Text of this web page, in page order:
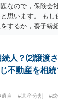
なので，保険会
思います。 も
するか，養子縁
，あなたが先に
法定相続人が受
が，かんぽなど
たりします。 で
ストな準備は何
相談された方が
人？⑵譲渡
不動産を相
遺言 #遺産分割
#